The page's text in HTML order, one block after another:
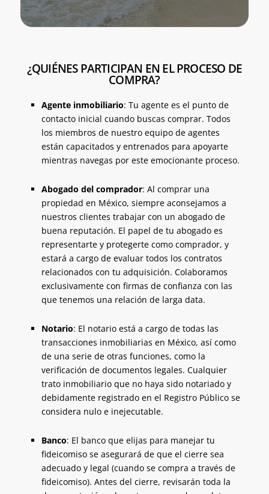
¿QUIÉNES PARTICIPAN EN EL PROCESO DE
COMPRA?
Agente inmobiliario: Tu agente es el punto de
contacto inicial cuando buscas comprar. Todos
los miembros de nuestro equipo de agentes
están capacitados y entrenados para apoyarte
mientras navegas por este emocionante proceso.
Abogado del comprador: Al comprar una
propiedad en México, siempre aconsejamos a
nuestros clientes trabajar con un abogado de
buena reputación. El papel de tu abogado es
representarte y protegerte como comprador, y
estará a cargo de evaluar todos los contratos
relacionados con tu adquisición. Colaboramos
exclusivamente con firmas de confianza con las
que tenemos una relación de larga data.
Notario: El notario está a cargo de todas las
transacciones inmobiliarias en México, así como
de una serie de otras funciones, como la
verificación de documentos legales. Cualquier
trato inmobiliario que no haya sido notariado y
debidamente registrado en el Registro Público se
considera nulo e inejecutable.
Banco: El banco que elijas para manejar tu
fideicomiso se asegurará de que el cierre sea
adecuado y legal (cuando se compra a través de
fideicomiso). Antes del cierre, revisarán toda la